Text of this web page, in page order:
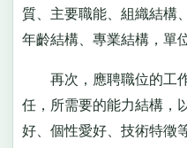
質、主要職能、組織結構
年齡結構、專業結構，單
再次，應聘職位的工作
任，所需要的能力結構，
好、個性愛好、技術特徵